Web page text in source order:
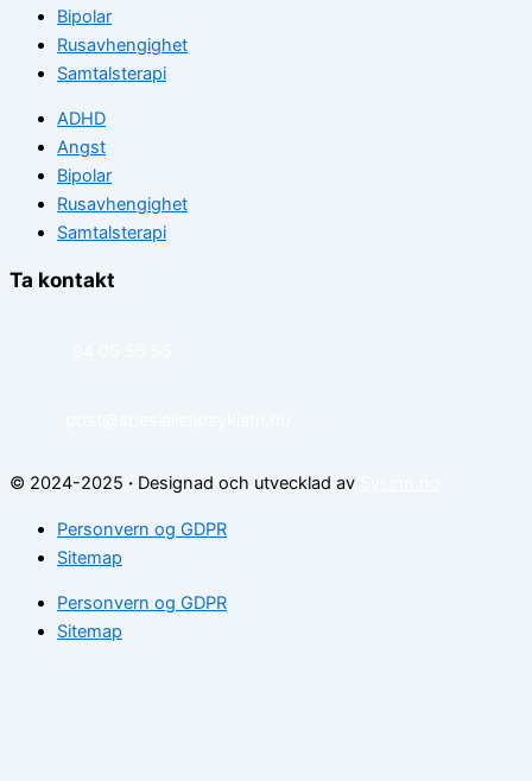
Bipolar
Rusavhengighet
Samtalsterapi
ADHD
Angst
Bipolar
Rusavhengighet
Samtalsterapi
Ta kontakt
© 2024-2025 · Designad och utvecklad av
Personvern og GDPR
Sitemap
Personvern og GDPR
Sitemap